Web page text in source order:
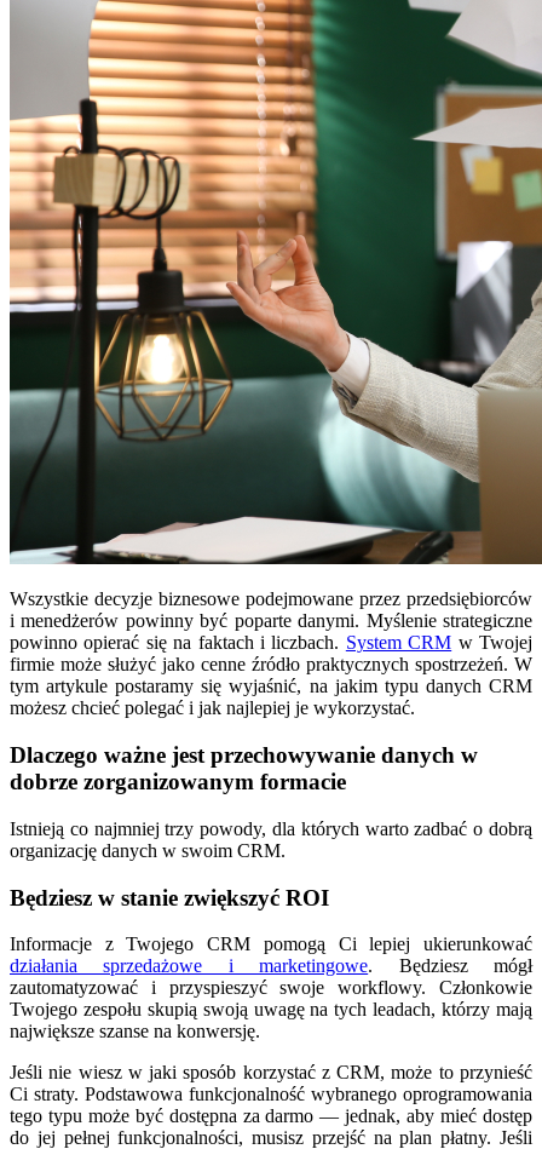
Wszystkie decyzje biznesowe podejmowane przez przedsiębiorców
i menedżerów powinny być poparte danymi. Myślenie strategiczne
powinno opierać się na faktach i liczbach. System CRM w Twojej
firmie może służyć jako cenne źródło praktycznych spostrzeżeń. W
tym artykule postaramy się wyjaśnić, na jakim typu danych CRM
możesz chcieć polegać i jak najlepiej je wykorzystać.
Dlaczego ważne jest przechowywanie danych w
dobrze zorganizowanym formacie
Istnieją co najmniej trzy powody, dla których warto zadbać o dobrą
organizację danych w swoim CRM.
Będziesz w stanie zwiększyć ROI
Informacje z Twojego CRM pomogą Ci lepiej ukierunkować
działania sprzedażowe i marketingowe. Będziesz mógł
zautomatyzować i przyspieszyć swoje workflowy. Członkowie
Twojego zespołu skupią swoją uwagę na tych leadach, którzy mają
największe szanse na konwersję.
Jeśli nie wiesz w jaki sposób korzystać z CRM, może to przynieść
Ci straty. Podstawowa funkcjonalność wybranego oprogramowania
tego typu może być dostępna za darmo — jednak, aby mieć dostęp
do jej pełnej funkcjonalności, musisz przejść na plan płatny. Jeśli